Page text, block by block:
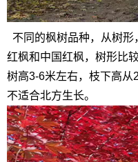
不同的枫树品种，从树
红枫和中国红枫，树形比
树高3-6米左右，枝下高从
不适合北方生长。